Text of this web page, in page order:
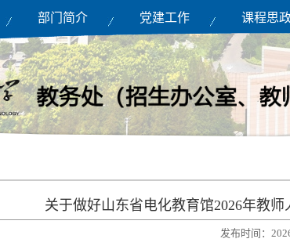
部门简介 党建工作 课程思
关于做好山东省电化教育馆2026年教
发布时间：